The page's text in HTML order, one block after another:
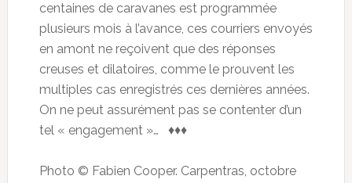
centaines de caravanes est programmée
plusieurs mois à l’avance, ces courriers envoyés
en amont ne reçoivent que des réponses
creuses et dilatoires, comme le prouvent les
multiples cas enregistrés ces dernières années.
On ne peut assurément pas se contenter d’un
tel « engagement »… ♦♦♦
Photo © Fabien Cooper. Carpentras, octobre